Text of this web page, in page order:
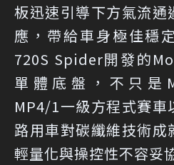
板迅速引導下方氣流通
應，帶給車身極佳穩
720S Spider開發的
單體底盤，不只是
MP4/1一級方程式賽車
路用車對碳纖維技術成
輕量化與操控性不容妥